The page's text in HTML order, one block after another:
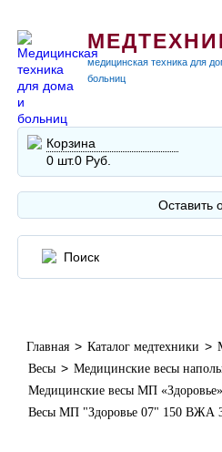
медицинская техника для
больниц
Корзина
0 шт.0 Руб.
Оставить
Главная > Каталог медтехники >
Весы > Медицинские весы
Медицинские весы МП
Весы МП "Здоровье 07" 150 ВЖА